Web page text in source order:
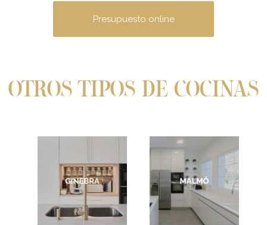
Presupuesto online
OTROS TIPOS DE COCINAS